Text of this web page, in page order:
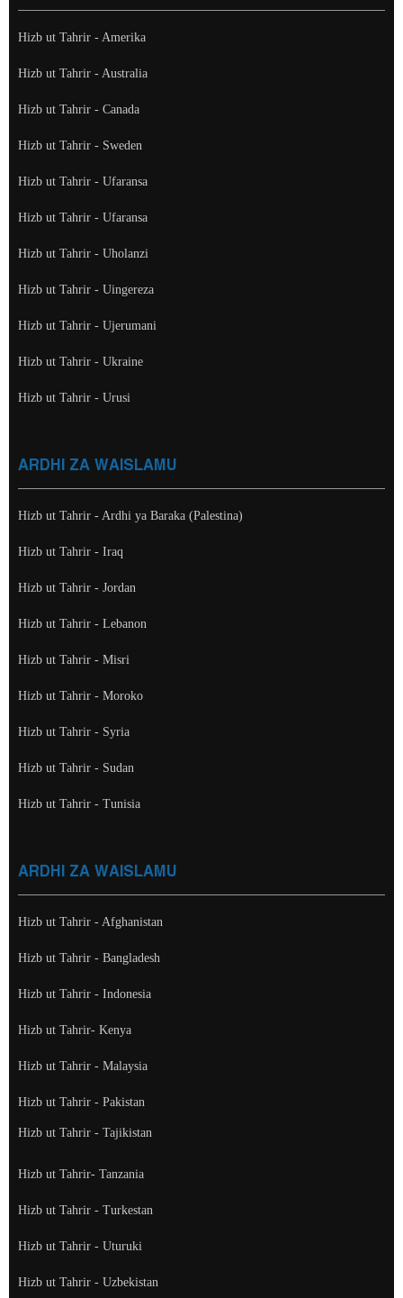
Hizb ut Tahrir - Amerika
Hizb ut Tahrir - Australia
Hizb ut Tahrir - Canada
Hizb ut Tahrir - Sweden
Hizb ut Tahrir - Ufaransa
Hizb ut Tahrir - Ufaransa
Hizb ut Tahrir - Uholanzi
Hizb ut Tahrir - Uingereza
Hizb ut Tahrir - Ujerumani
Hizb ut Tahrir - Ukraine
Hizb ut Tahrir - Urusi
ARDHI ZA WAISLAMU
Hizb ut Tahrir - Ardhi ya Baraka (Palestina)
Hizb ut Tahrir - Iraq
Hizb ut Tahrir - Jordan
Hizb ut Tahrir - Lebanon
Hizb ut Tahrir - Misri
Hizb ut Tahrir - Moroko
Hizb ut Tahrir - Syria
Hizb ut Tahrir - Sudan
Hizb ut Tahrir - Tunisia
ARDHI ZA WAISLAMU
Hizb ut Tahrir - Afghanistan
Hizb ut Tahrir - Bangladesh
Hizb ut Tahrir - Indonesia
Hizb ut Tahrir- Kenya
Hizb ut Tahrir - Malaysia
Hizb ut Tahrir - Pakistan
Hizb ut Tahrir - Tajikistan
Hizb ut Tahrir- Tanzania
Hizb ut Tahrir - Turkestan
Hizb ut Tahrir - Uturuki
Hizb ut Tahrir - Uzbekistan